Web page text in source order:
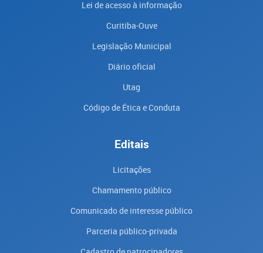
Lei de acesso à informação
Curitiba-Ouve
Legislação Municipal
Diário oficial
Utag
Código de Ética e Conduta
Editais
Licitações
Chamamento público
Comunicado de interesse público
Parceria público-privada